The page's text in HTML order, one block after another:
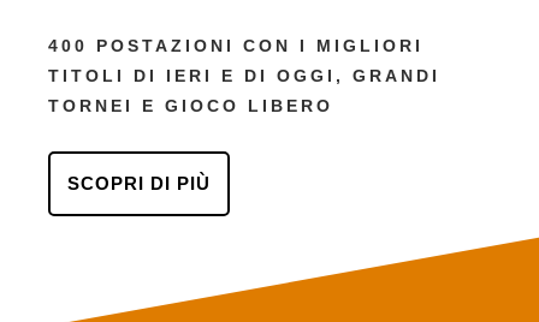
400 POSTAZIONI CON I MIGLIORI
TITOLI DI IERI E DI OGGI, GRANDI
TORNEI E GIOCO LIBERO
SCOPRI DI PIÙ